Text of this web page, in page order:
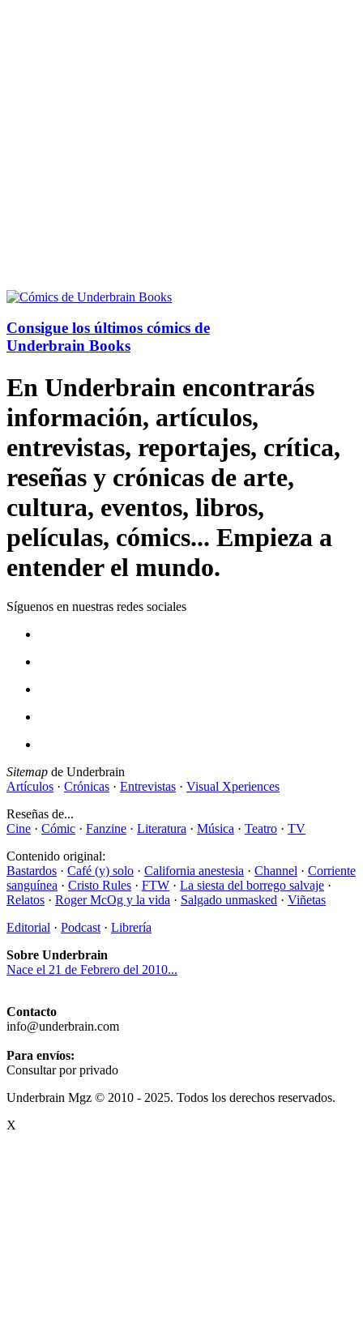
Consigue los últimos cómics de
Underbrain Books
En Underbrain encontrarás
información, artículos,
entrevistas, reportajes, crítica,
reseñas y crónicas de arte,
cultura, eventos, libros,
películas, cómics... Empieza a
entender el mundo.
Síguenos en nuestras redes sociales
Sitemap de Underbrain
Artículos · Crónicas · Entrevistas · Visual Xperiences
Reseñas de...
Cine · Cómic · Fanzine · Literatura · Música · Teatro · TV
Contenido original:
Bastardos · Café (y) solo · California anestesia · Channel · Corriente
sanguínea · Cristo Rules · FTW · La siesta del borrego salvaje ·
Relatos · Roger McOg y la vida · Salgado unmasked · Viñetas
Editorial · Podcast · Librería
Sobre Underbrain
Nace el 21 de Febrero del 2010...
Contacto
info@underbrain.com
Para envíos:
Consultar por privado
Underbrain Mgz © 2010 - 2025. Todos los derechos reservados.
X